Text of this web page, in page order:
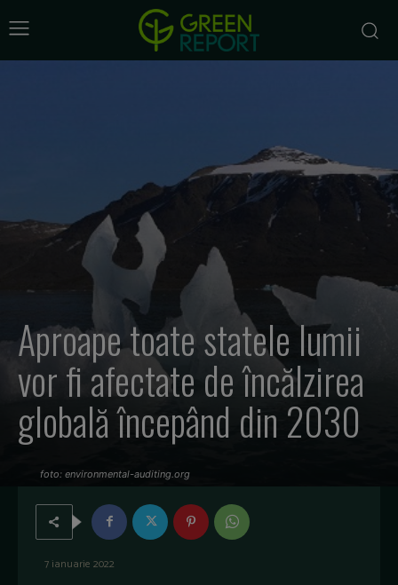
Aproape toate statele lumii
vor fi afectate de încălzirea
globală începând din 2030
foto: environmental-auditing.org
7 ianuarie 2022